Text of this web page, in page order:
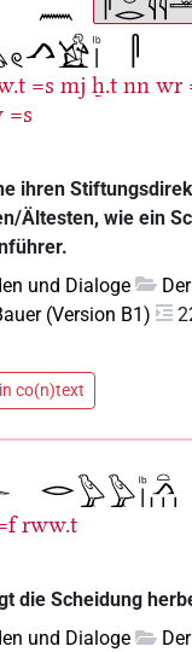
=s mj ẖ.t nn wr
=s
ihren
Ältesten, wie ein
und Dialoge
(Version B1)
co(n)text
rww.t
die Scheidung
und Dialoge